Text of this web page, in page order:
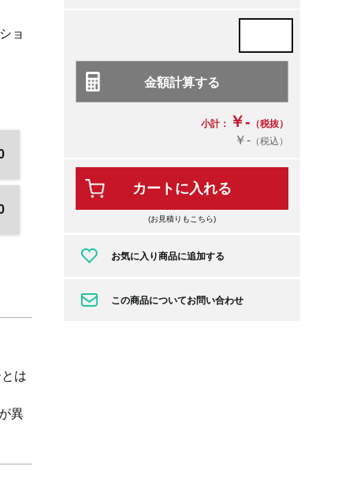
ョ
は
異
小計： ￥- （税抜）
￥-（税込）
カートに入れる
(お見積りもこちら)
お気に入り商品に追加する
この商品についてお問い合わせ